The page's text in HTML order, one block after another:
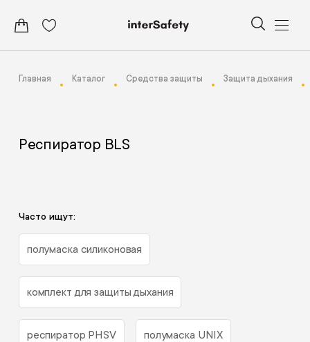
Главная Каталог Средства защиты Защита дыхания
Респиратор BLS
Часто ищут:
полумаска силиконовая
комплект для защиты дыхания
респиратор PHSV полумаска UNIX